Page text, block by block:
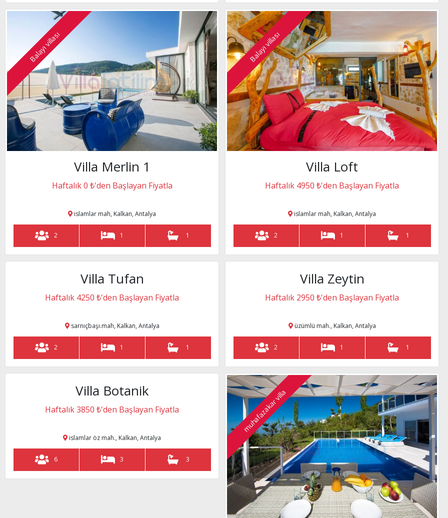
2
Kalkan, Antalya
2 2
4 4
2 2
Antalya
6 6
Balayı villası
Villa Merlin 1
Haftalık 0 ₺'den Başlayan Fiyatla
islamlar mah, Kalkan, Antalya
2 1 1
Balayı villası
Villa Loft
Haftalık 4950 ₺'den Başlayan Fiyatla
islamlar mah, Kalkan, Antalya
2 1 1
muhafazakar villa Villa Tufan
Haftalık 4250 ₺'den Başlayan Fiyatla
sarnıçbaşı.mah, Kalkan, Antalya
2 1 1
Balayı villası
Villa Zeytin
Haftalık 2950 ₺'den Başlayan Fiyatla
üzümlü mah., Kalkan, Antalya
2 1 1
muhafazakar villa Villa Botanik
Haftalık 3850 ₺'den Başlayan Fiyatla
islamlar öz mah., Kalkan, Antalya
6 3 3
muhafazakar villa